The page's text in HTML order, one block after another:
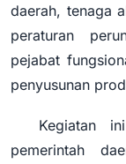
daerah, tenaga
peraturan
pejabat
penyusunan
Kegiatan
pemerintah